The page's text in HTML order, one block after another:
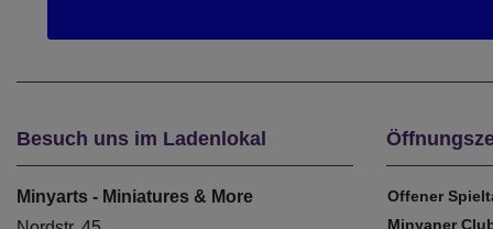
Besuch uns im Ladenlokal
Minyarts - Miniatures & More
Offener
Minyaner